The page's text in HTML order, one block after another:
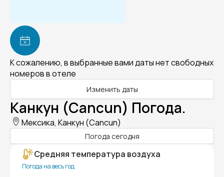
К сожалению, в выбранные вами даты нет свободных
номеров в отеле
Изменить даты
Канкун (Cancun) Погода.
Мексика, Канкун (Cancun)
Погода сегодня
Средняя температура воздуха
Погода на весь год